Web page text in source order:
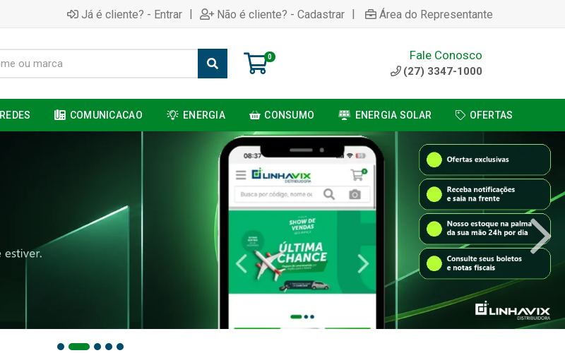
Já é cliente? - Entrar | Não é cliente? - Cadastrar | Área do Representante
0 Fale Conosco
(27) 3347-1000
REDES COMUNICACAO ENERGIA CONSUMO ENERGIA SOLAR OFERTAS